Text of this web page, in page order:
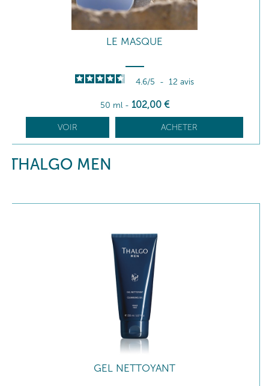
LE MASQUE
4.6/5 - 12 avis
50 ml - 102,00 €
VOIR ACHETER
THALGO MEN
GEL NETTOYANT